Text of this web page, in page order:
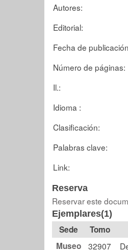
Autores:
Editorial:
Fecha de
Número de páginas:
Il.:
Idioma :
Clasificación:
Palabras clave:
Link:
Reserva
Reservar este
Ejemplares(1)
Tomo
Museo
32907